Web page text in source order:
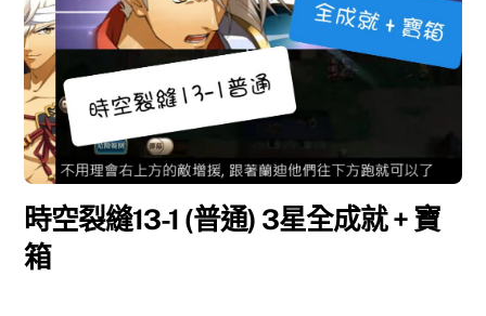
時空裂縫13-1 (普通) 3星全成就 + 寶
箱